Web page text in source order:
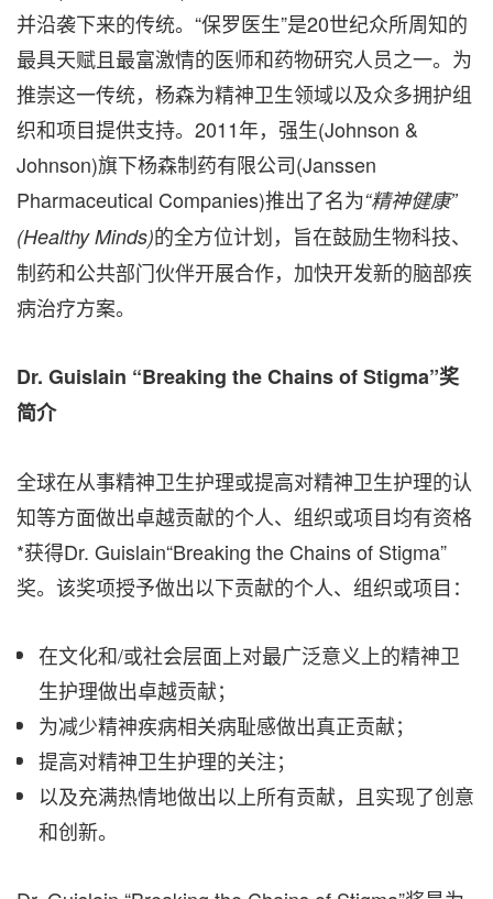
并沿袭下来的传统。“保罗医生”是20世纪众所周知的
最具天赋且最富激情的医师和药物研究人员之一。为
推崇这一传统，杨森为精神卫生领域以及众多拥护组
织和项目提供支持。2011年，强生(Johnson &
Johnson)旗下杨森制药有限公司(Janssen
Pharmaceutical Companies)推出了名为“精神健康”
(Healthy Minds)的全方位计划，旨在鼓励生物科技、
制药和公共部门伙伴开展合作，加快开发新的脑部疾
病治疗方案。
Dr. Guislain “Breaking the Chains of Stigma”奖
简介
全球在从事精神卫生护理或提高对精神卫生护理的认
知等方面做出卓越贡献的个人、组织或项目均有资格
*获得Dr. Guislain“Breaking the Chains of Stigma”
奖。该奖项授予做出以下贡献的个人、组织或项目：
在文化和/或社会层面上对最广泛意义上的精神卫
生护理做出卓越贡献；
为减少精神疾病相关病耻感做出真正贡献；
提高对精神卫生护理的关注；
以及充满热情地做出以上所有贡献，且实现了创意
和创新。